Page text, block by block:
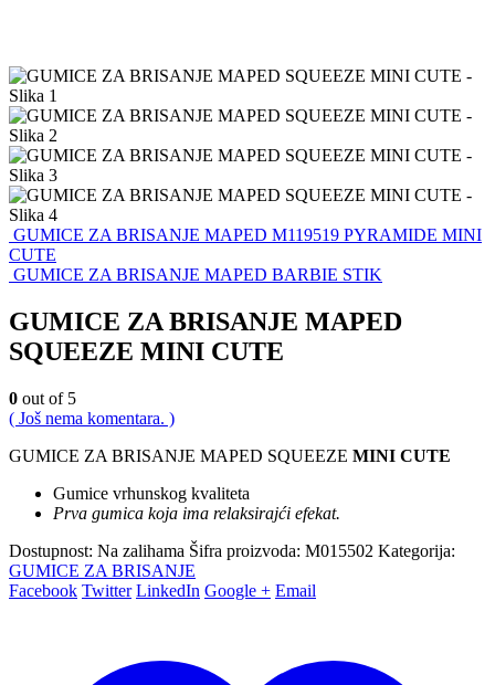
GUMICE ZA BRISANJE MAPED M119519 PYRAMIDE MINI
CUTE
GUMICE ZA BRISANJE MAPED BARBIE STIK
GUMICE ZA BRISANJE MAPED
SQUEEZE MINI CUTE
0 out of 5
( Još nema komentara. )
GUMICE ZA BRISANJE MAPED SQUEEZE MINI CUTE
Gumice vrhunskog kvaliteta
Prva gumica koja ima relaksirajći efekat.
Dostupnost: Na zalihama Šifra proizvoda: M015502 Kategorija:
GUMICE ZA BRISANJE
Facebook Twitter LinkedIn Google + Email